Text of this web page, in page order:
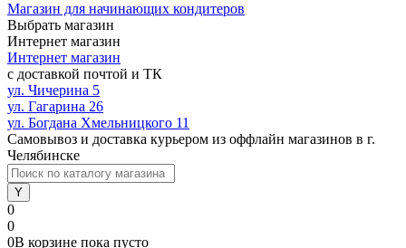
Магазин для начинающих кондитеров
Выбрать магазин
Интернет магазин
Интернет магазин
с доставкой почтой и ТК
ул. Чичерина 5
ул. Гагарина 26
ул. Богдана Хмельницкого 11
Самовывоз и доставка курьером из оффлайн магазинов в г.
Челябинске
0
0
0В корзине пока пусто